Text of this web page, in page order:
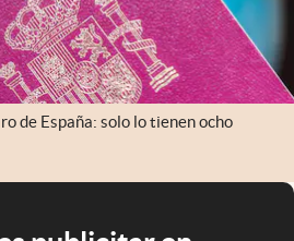
de España: solo lo tienen ocho